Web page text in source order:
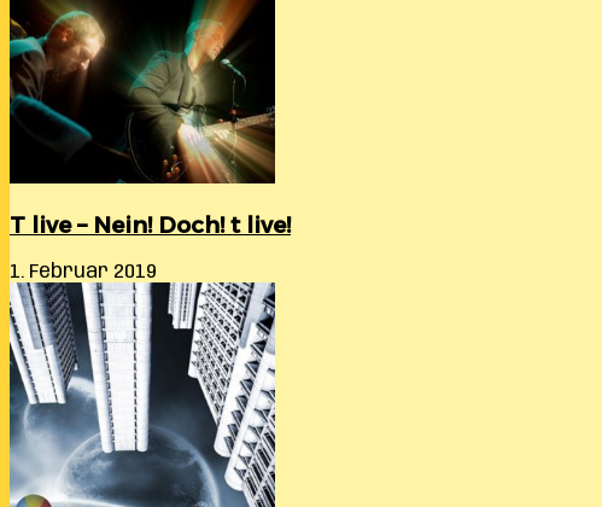
T live – Nein! Doch! t live!
1. Februar 2019